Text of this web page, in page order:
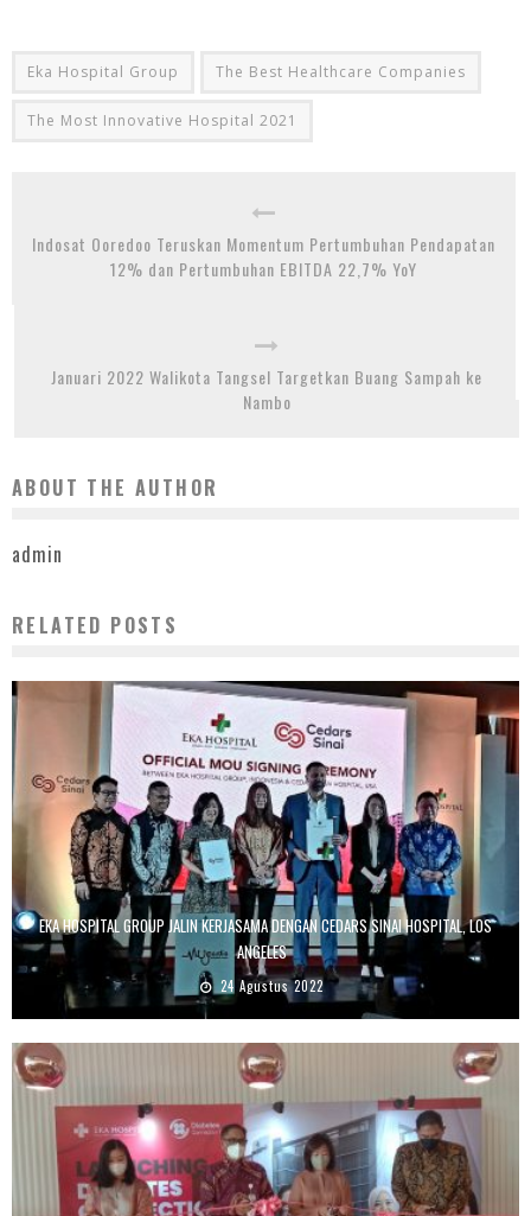
Eka Hospital Group The Best Healthcare Companies
The Most Innovative Hospital 2021
Indosat Ooredoo Teruskan Momentum Pertumbuhan Pendapatan
12% dan Pertumbuhan EBITDA 22,7% YoY
Januari 2022 Walikota Tangsel Targetkan Buang Sampah ke
Nambo
ABOUT THE AUTHOR
admin
RELATED POSTS
EKA HOSPITAL GROUP JALIN KERJASAMA DENGAN CEDARS SINAI HOSPITAL, LOS
ANGELES
24 Agustus 2022